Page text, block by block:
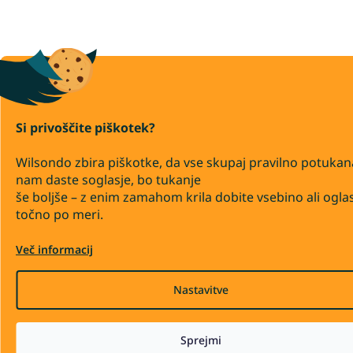
Si privoščite piškotek?
Wilsondo zbira piškotke, da vse skupaj pravilno
nam daste soglasje, bo tukanje
še boljše – z enim zamahom krila dobite vsebino ali
točno po meri.
Več informacij
Nastavitve
Sprejmi